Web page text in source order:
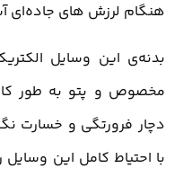
هنگام لرزش های جاده‌ای
بدنه‌ی این وسایل
مخصوص و پتو به طور
دچار فرورتگی و خسارت
با احتیاط کامل این وسایل